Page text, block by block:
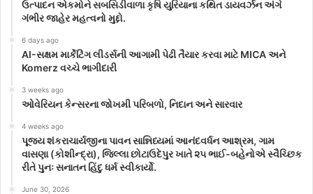
ઉત્પાદન એકમોને સબસિડીવાળા કૃષિ યુરિયાના કથિત ડાયવર્ઝન અંગે
ગંભીર જાહેર મહત્વનો મુદ્દો.
6 days ago
AI-સક્ષમ માર્કેટિંગ લીડર્સની આગામી પેઢી તૈયાર કરવા માટે MICA અને
Komerz વચ્ચે ભાગીદારી
3 weeks ago
ઓવેરિયન કેન્સરના જોખમી પરિબળો, નિદાન અને સારવાર
4 weeks ago
પૂજ્ય શંકરાચાર્યજીના પાવન સાન્નિધ્યમાં આનંદવર્ધન આશ્રમ, ગામ
વાસણા (કોશીન્દ્રા), જિલ્લા છોટાઉદેપુર ખાતે ૨૫ ભાઈ-બહેનોએ સ્વૈચ્છિક
રીતે પુનઃ સનાતન હિંદુ ધર્મ સ્વીકાર્યો.
June 30, 2026